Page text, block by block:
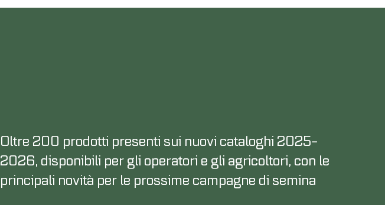
Oltre 200 prodotti presenti sui nuovi cataloghi 2025-
2026, disponibili per gli operatori e gli agricoltori, con le
principali novità per le prossime campagne di semina